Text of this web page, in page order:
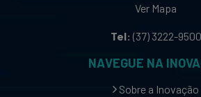
Ver Mapa
Tel: (37) 3222-9500
NAVEGUE NA
Sobre a Inovação